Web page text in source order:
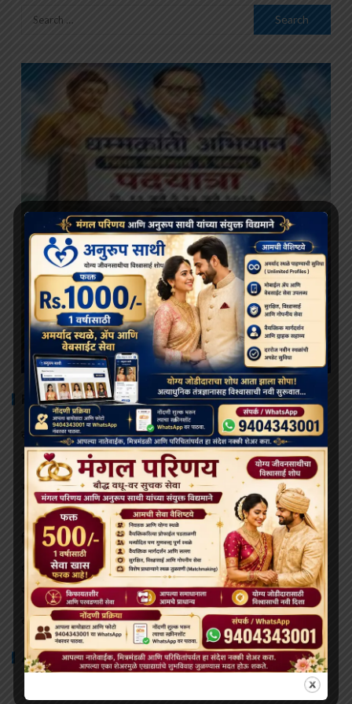
RECENT POSTS
दलाई लामा ९१ वर्षांचे होत असताना, भारत आणि चीन बौद्ध धर्माच्या
भविष्यासाठी संघर्ष करत आहेत
भव्य बौद्ध धम्म मिरवणूक बोमडिला येथे दाखल
‘विकसित भारत २०४७’ साठी बौद्ध मूल्ये आणि आधुनिक विज्ञान महत्त्वाचे:
हिमाचलचे राज्यपाल
थायलंडच्या अपघातात जखमी झालेल्या भिक्षूंच्या देखभाल त्यांना राजेशाही
संरक्षणाखाली उपचार पुरवले जातील.
बोधिमग्गो महाविहार प्रवेश व्दार चे भूमि पूजन संपन्न
ARCHIVES
July 2026